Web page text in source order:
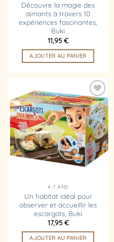
Découvre la magie des
aimants à travers 10
expériences fascinantes,
Buki
11,95€
AJOUTER AU PANIER
Ajouter
à la
liste
d’envies
4-7 ANS
Un habitat idéal pour
observer et accueillir les
escargots, Buki
17,95€
AJOUTER AU PANIER